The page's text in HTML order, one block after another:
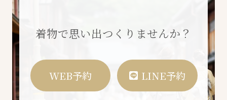
着物で思い出つくりませんか？
WEB予約 LINE予約